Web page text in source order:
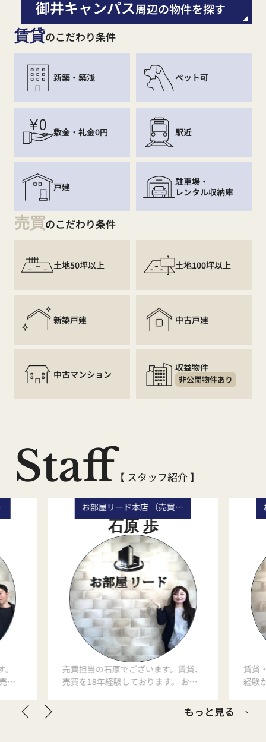
御井キャンパス周辺の物件を探す
賃貸のこだわり条件
新築・築浅 ペット可
敷金・礼金0円 駅近
戸建
駐車場・
レンタル収納庫
売買のこだわり条件
土地50坪以上 土地100坪以上
新築戸建 中古戸建
中古マンション
収益物件
非公開物件あり
Staff 【 スタッフ紹介 】
）
買
お部屋リード本店 （売買事業部 主任）
石原 歩
売買担当の石原でございます。賃貸、
売買を18年経験しております。 お客
最善のご提案をさせていただきます。
お客様のお話を聞く9割、残り1割ア
賃貸
経験
もっと見る